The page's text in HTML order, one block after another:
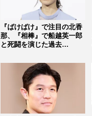
『ばけばけ』で注目の北香
那、『相棒』で船越英一郎
と死闘を演じた過去